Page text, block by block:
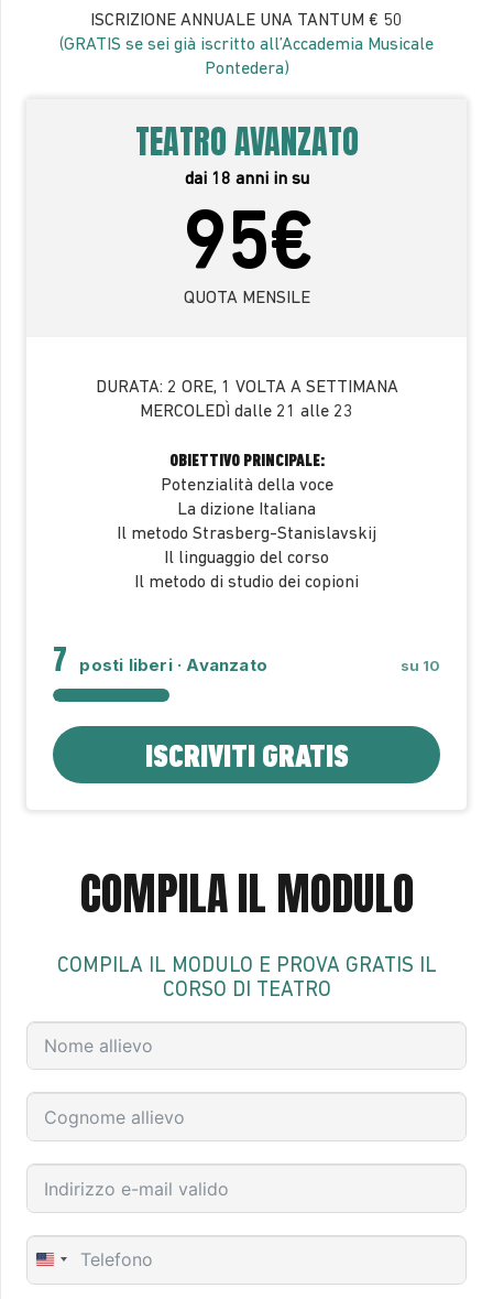
ISCRIZIONE ANNUALE UNA TANTUM € 50
(GRATIS se sei già iscritto all’Accademia Musicale
Pontedera)
TEATRO AVANZATO
dai 18 anni in su
95€
QUOTA MENSILE
DURATA: 2 ORE, 1 VOLTA A SETTIMANA
MERCOLEDÌ dalle 21 alle 23
OBIETTIVO PRINCIPALE:
Potenzialità della voce
La dizione Italiana
Il metodo Strasberg-Stanislavskij
Il linguaggio del corso
Il metodo di studio dei copioni
7 posti liberi · Avanzato su 10
ISCRIVITI GRATIS
COMPILA IL MODULO
COMPILA IL MODULO E PROVA GRATIS IL
CORSO DI TEATRO
United